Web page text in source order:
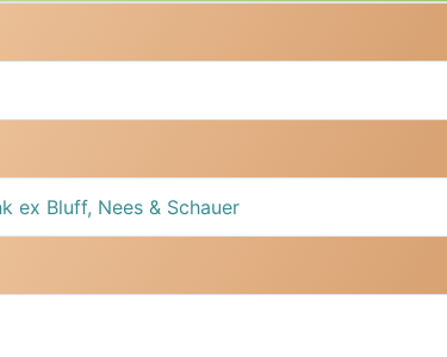
ex Bluff, Nees & Schauer